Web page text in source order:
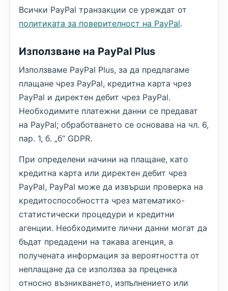
Всички PayPal транзакции се уреждат от
политиката за поверителност на PayPal.
Използване на PayPal Plus
Използваме PayPal Plus, за да предлагаме
плащане чрез PayPal, кредитна карта чрез
PayPal и директен дебит чрез PayPal.
Необходимите платежни данни се предават
на PayPal; обработването се основава на чл. 6,
пар. 1, б. „б“ GDPR.
При определени начини на плащане, като
кредитна карта или директен дебит чрез
PayPal, PayPal може да извърши проверка на
кредитоспособността чрез математико-
статистически процедури и кредитни
агенции. Необходимите лични данни могат да
бъдат предадени на такава агенция, а
получената информация за вероятността от
неплащане да се използва за преценка
относно възникването, изпълнението или